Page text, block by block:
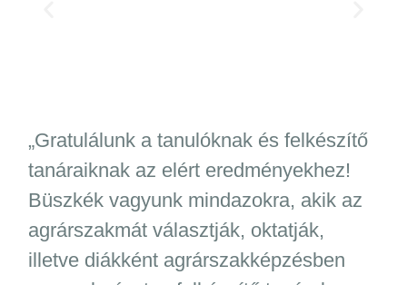
„Gratulálunk a tanulóknak és felkészítő
tanáraiknak az elért eredményekhez!
Büszkék vagyunk mindazokra, akik az
agrárszakmát választják, oktatják,
illetve diákként agrárszakképzésben